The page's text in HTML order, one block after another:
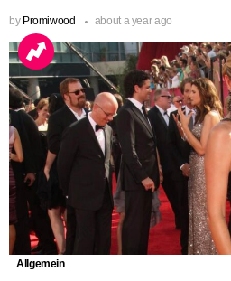
by Promiwood about a year ago
Allgemein